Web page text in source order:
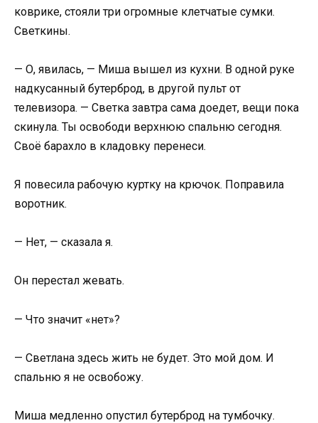
коврике, стояли три огромные клетчатые сумки.
Светкины.
— О, явилась, — Миша вышел из кухни. В одной руке
надкусанный бутерброд, в другой пульт от
телевизора. — Светка завтра сама доедет, вещи пока
скинула. Ты освободи верхнюю спальню сегодня.
Своё барахло в кладовку перенеси.
Я повесила рабочую куртку на крючок. Поправила
воротник.
— Нет, — сказала я.
Он перестал жевать.
— Что значит «нет»?
— Светлана здесь жить не будет. Это мой дом. И
спальню я не освобожу.
Миша медленно опустил бутерброд на тумбочку.